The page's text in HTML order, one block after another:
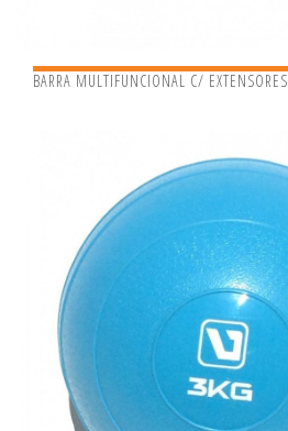
BARRA MULTIFUNCIONAL C/ EXTENSORES